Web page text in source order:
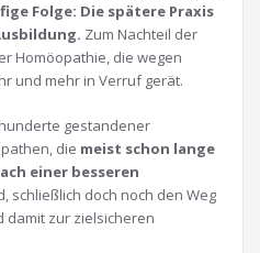
Folge: Die spätere Praxis
Zum Nachteil der
Homöopathie, die wegen
und mehr in Verruf gerät.
gestandener
die meist schon lange
einer besseren
schließlich doch noch den Weg
damit zur zielsicheren